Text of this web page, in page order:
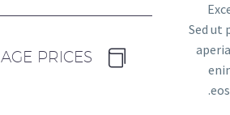
Sed ut
PRICES